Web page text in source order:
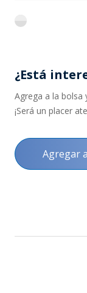
flint
¿Está
Agrega a la
¡Será un placer
Agregar